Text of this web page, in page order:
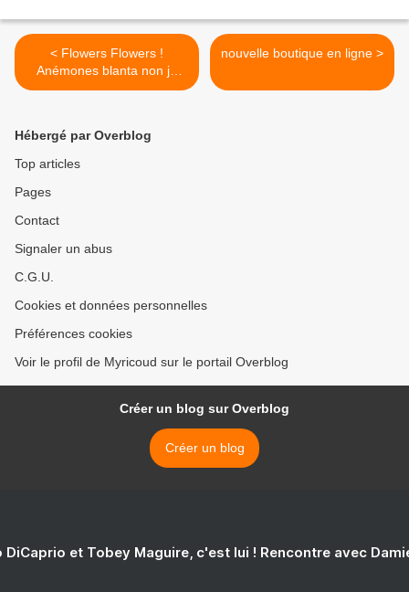
< Flowers Flowers !
Anémones blanta non je
voulais dire blanda
nouvelle boutique en ligne >
Hébergé par Overblog
Top articles
Pages
Contact
Signaler un abus
C.G.U.
Cookies et données personnelles
Préférences cookies
Voir le profil de Myricoud sur le portail Overblog
Créer un blog sur Overblog
Créer un blog
DiCaprio et Tobey Maguire, c'est lui ! Rencontre avec